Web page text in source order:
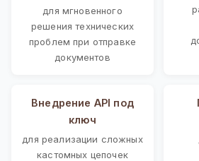
для мгновенного
решения технических
проблем при отправке
документов
Внедрение API под
ключ
для реализации сложных
кастомных цепочек